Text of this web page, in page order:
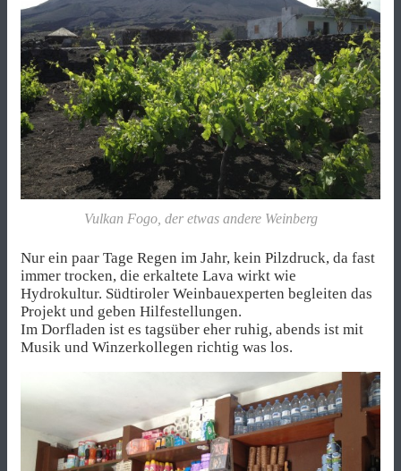
Vulkan Fogo, der etwas andere Weinberg
Nur ein paar Tage Regen im Jahr, kein Pilzdruck, da fast
immer trocken, die erkaltete Lava wirkt wie
Hydrokultur. Südtiroler Weinbauexperten begleiten das
Projekt und geben Hilfestellungen.
Im Dorfladen ist es tagsüber eher ruhig, abends ist mit
Musik und Winzerkollegen richtig was los.